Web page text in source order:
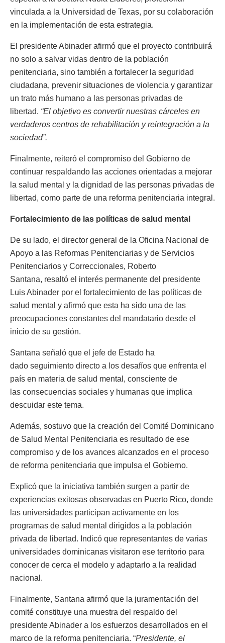
vinculada a la Universidad de Texas, por su colaboración
en la implementación de esta estrategia.
El presidente Abinader afirmó que el proyecto contribuirá
no solo a salvar vidas dentro de la población
penitenciaria, sino también a fortalecer la seguridad
ciudadana, prevenir situaciones de violencia y garantizar
un trato más humano a las personas privadas de
libertad. “El objetivo es convertir nuestras cárceles en
verdaderos centros de rehabilitación y reintegración a la
sociedad”.
Finalmente, reiteró el compromiso del Gobierno de
continuar respaldando las acciones orientadas a mejorar
la salud mental y la dignidad de las personas privadas de
libertad, como parte de una reforma penitenciaria integral.
Fortalecimiento de las políticas de salud mental
De su lado, el director general de la Oficina Nacional de
Apoyo a las Reformas Penitenciarias y de Servicios
Penitenciarios y Correccionales, Roberto
Santana, resaltó el interés permanente del presidente
Luis Abinader por el fortalecimiento de las políticas de
salud mental y afirmó que esta ha sido una de las
preocupaciones constantes del mandatario desde el
inicio de su gestión.
Santana señaló que el jefe de Estado ha
dado seguimiento directo a los desafíos que enfrenta el
país en materia de salud mental, consciente de
las consecuencias sociales y humanas que implica
descuidar este tema.
Además, sostuvo que la creación del Comité Dominicano
de Salud Mental Penitenciaria es resultado de ese
compromiso y de los avances alcanzados en el proceso
de reforma penitenciaria que impulsa el Gobierno.
Explicó que la iniciativa también surgen a partir de
experiencias exitosas observadas en Puerto Rico, donde
las universidades participan activamente en los
programas de salud mental dirigidos a la población
privada de libertad. Indicó que representantes de varias
universidades dominicanas visitaron ese territorio para
conocer de cerca el modelo y adaptarlo a la realidad
nacional.
Finalmente, Santana afirmó que la juramentación del
comité constituye una muestra del respaldo del
presidente Abinader a los esfuerzos desarrollados en el
marco de la reforma penitenciaria. “Presidente, el